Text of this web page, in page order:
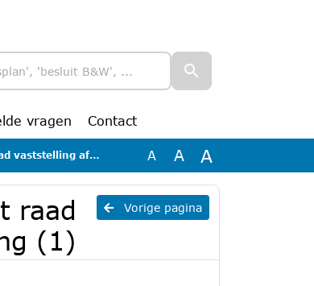
vragen Contact
(1) A A A
Vorige pagina
raad
(1)